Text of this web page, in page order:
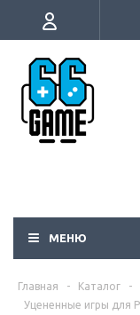
МЕНЮ
Главная - Каталог -
Уцененные игры для